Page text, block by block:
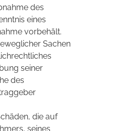
des
eines
vorbehält.
Sachen
seiner
des
die auf
seines